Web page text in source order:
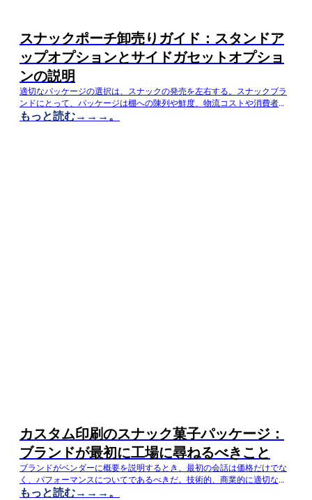
スナックポーチ卸売りガイド：スタンドア
ップオプションとサイドガセットオプショ
ンの説明
適切なパッケージの選択は、スナックの発売を左右する。スナックブラ
ンドにとって、パッケージは棚への陳列や鮮度、物流コストや消費者の
利便性など、あらゆることに影響します。このガイドでは、カスタムフ
もっと読む→→→。
カスタム印刷のスナック菓子パッケージ：
ブランドが最初に工場に尋ねるべきこと
ブランドがベンダーに概要を説明するとき、最初の会話は価格だけでな
く、パフォーマンスについてであるべきだ。技術的、商業的に適切な質
問を前もってすることで、立ち上げのリスクを軽減し、スケジュールを
もっと読む→→→。